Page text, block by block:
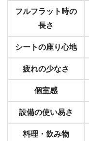
フルフラット時の
長さ
シートの座り心地
疲れの少なさ
個室感
設備の使い易さ
料理・飲み物